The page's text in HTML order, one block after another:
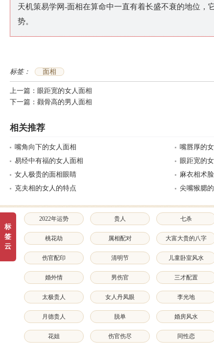
天机策易学网-面相在算命中一直有着长盛不衰的地位
势。
标签： 面相
上一篇： 眼距宽的女人面相
下一篇： 颧骨高的男人面相
相关推荐
嘴角向下的女人面相 嘴唇厚的
易经中有福的女人面相
眼距宽的
女人极贵的面相眼睛
麻衣相术
克夫相的女人的特点
尖嘴猴腮
标
签
云
2022年运势 贵人 七杀
桃花劫 属相配对
大富大贵的八字
特征和面相特征
伤官配印 清明节 儿童卧室风水
婚外情 男伤官 三才配置
太极贵人 女人丹凤眼 李光地
月德贵人 脱单 婚房风水
花姐 伤官伤尽 同性恋